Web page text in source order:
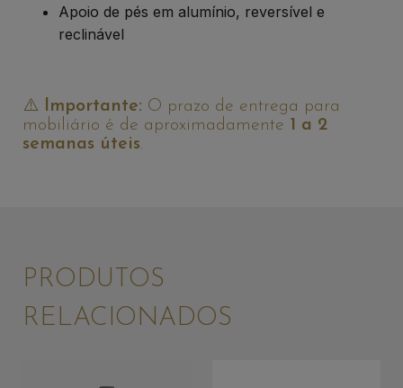
Apoio de pés em alumínio, reversível e
reclinável
⚠️ Importante: O prazo de entrega para
mobiliário é de aproximadamente 1 a 2
semanas úteis.
PRODUTOS
RELACIONADOS